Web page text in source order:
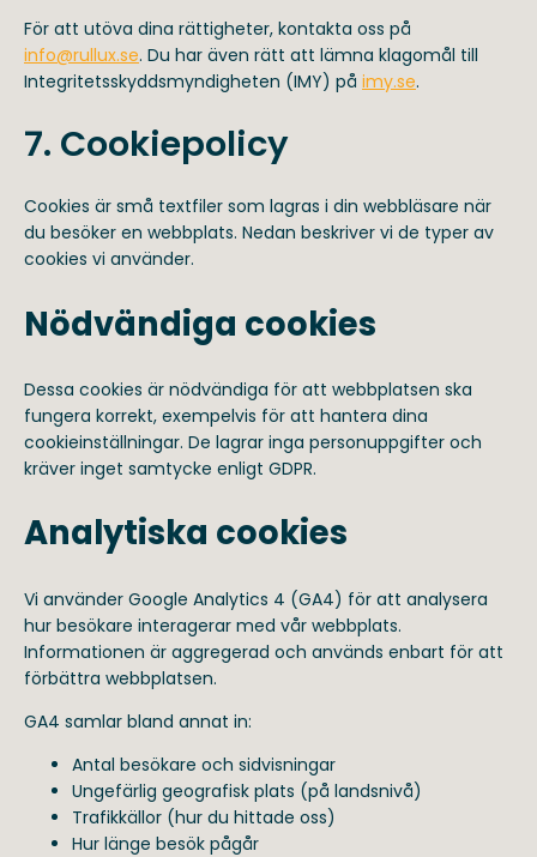
För att utöva dina rättigheter, kontakta oss på
info@rullux.se. Du har även rätt att lämna klagomål till
Integritetsskyddsmyndigheten (IMY) på imy.se.
7. Cookiepolicy
Cookies är små textfiler som lagras i din webbläsare när
du besöker en webbplats. Nedan beskriver vi de typer av
cookies vi använder.
Nödvändiga cookies
Dessa cookies är nödvändiga för att webbplatsen ska
fungera korrekt, exempelvis för att hantera dina
cookieinställningar. De lagrar inga personuppgifter och
kräver inget samtycke enligt GDPR.
Analytiska cookies
Vi använder Google Analytics 4 (GA4) för att analysera
hur besökare interagerar med vår webbplats.
Informationen är aggregerad och används enbart för att
förbättra webbplatsen.
GA4 samlar bland annat in:
Antal besökare och sidvisningar
Ungefärlig geografisk plats (på landsnivå)
Trafikkällor (hur du hittade oss)
Hur länge besök pågår